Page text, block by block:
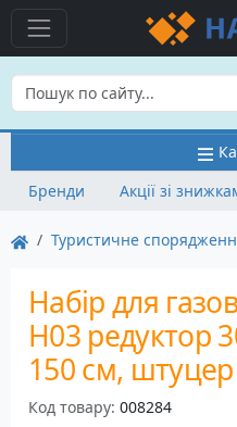
Бренди
Акції зі
Туристичне
Набір для
H03 редуктор
150 см, штуцер
Код товару: 008284